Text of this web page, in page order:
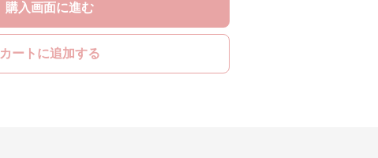
購入画面に進む
カートに追加する